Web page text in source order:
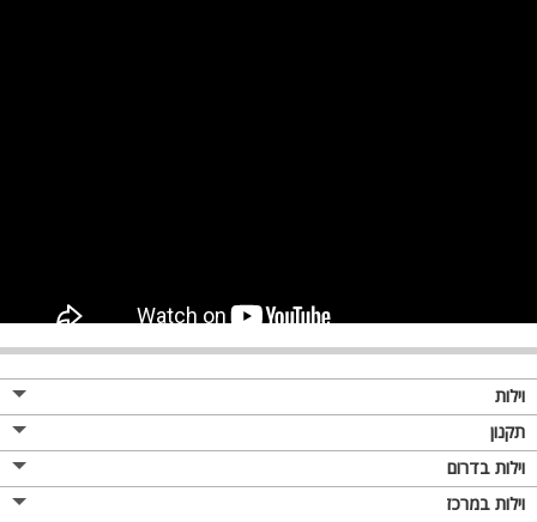
וילות
תקנון
וילות בדרום
וילות במרכז